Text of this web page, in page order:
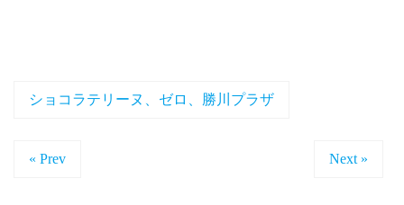
ショコラテリーヌ、ゼロ、勝川プラザ
« Prev Next »